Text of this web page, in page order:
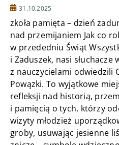
31.10.2025
zkoła pamięta – dzień
nad przemijaniem Jak co
w przededniu Świąt
i Zaduszek, nasi słuchacze
z nauczycielami odwiedzili
Powązki. To wyjątkowe
refleksji nad historią,
i pamięcią o tych, którzy
wizyty młodzież
groby, usuwając jesienne